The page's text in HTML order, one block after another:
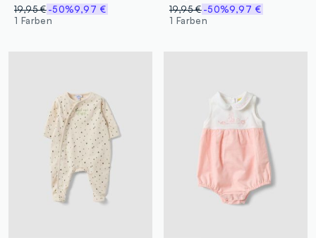
19,95 €-50%9,97 €
1 Farben
19,95 € -50%9,97 €
1 Farben